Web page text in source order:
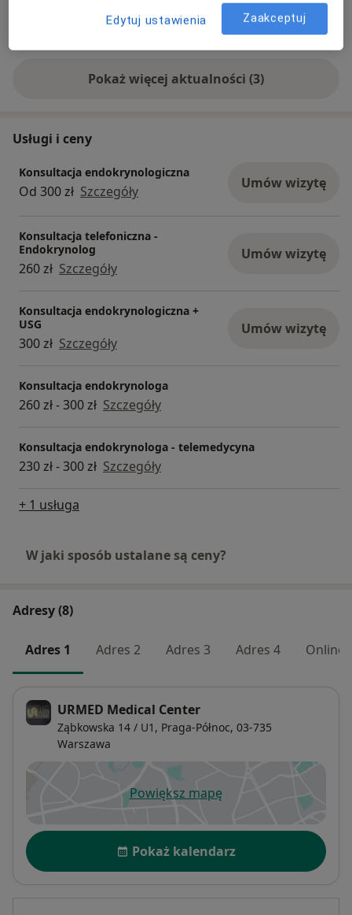
Pokaż więcej aktualności (3)
Usługi i ceny
Konsultacja endokrynologiczna
Od 300 zł Szczegóły Umów wizytę
Konsultacja telefoniczna -
Endokrynolog
260 zł Szczegóły
Umów wizytę
Konsultacja endokrynologiczna +
USG
300 zł Szczegóły
Umów wizytę
Konsultacja endokrynologa
260 zł - 300 zł Szczegóły
Konsultacja endokrynologa - telemedycyna
230 zł - 300 zł Szczegóły
+ 1 usługa
W jaki sposób ustalane są ceny?
Adresy (8)
Adres 1 Adres 2 Adres 3 Adres 4 Online
URMED Medical Center
Ząbkowska 14 / U1, Praga-Północ, 03-735
Warszawa
Powiększ mapęotwiera się w nowej karcie
Dostępność
Pokaż kalendarz
Edytuj ustawienia Zaakceptuj